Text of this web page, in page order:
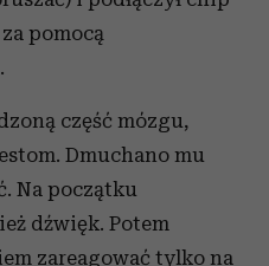
pomocą
część mózgu,
Dmuchano mu
Na początku
dźwięk. Potem
zareagować tylko na